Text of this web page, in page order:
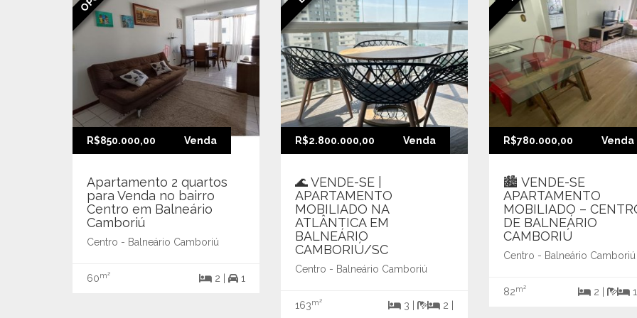
R$850.000,00 Venda
Apartamento 2 quartos
para Venda no bairro
Centro em Balneário
Camboriú
Centro - Balneário Camboriú
60m² 2 | 1
R$2.800.000,00 Venda
🌊 VENDE-SE |
APARTAMENTO
MOBILIADO NA
ATLÂNTICA EM
BALNEÁRIO
CAMBORIÚ/SC
Centro - Balneário Camboriú
163m² 3 | 2 |
R$780.000,00 Venda
🏙️ VENDE-SE
APARTAMENTO
MOBILIADO –
DE BALNEÁRIO
CAMBORIÚ
Centro - Balneário Camboriú
82m² 2 |